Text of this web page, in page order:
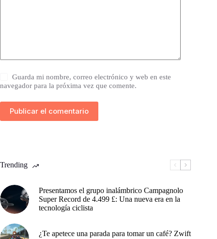
Guarda mi nombre, correo electrónico y web en este
navegador para la próxima vez que comente.
Publicar el comentario
Trending
Presentamos el grupo inalámbrico Campagnolo
Super Record de 4.499 £: Una nueva era en la
tecnología ciclista
¿Te apetece una parada para tomar un café? Zwift